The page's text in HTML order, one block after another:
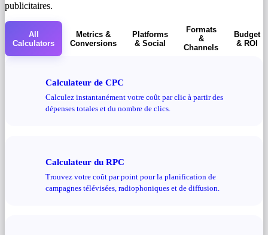
publicitaires.
All
Calculators
Metrics &
Conversions
Platforms
& Social
Formats
&
Channels
Budget
& ROI
Calculateur de CPC
Calculez instantanément votre coût par clic à partir des
dépenses totales et du nombre de clics.
Calculateur du RPC
Trouvez votre coût par point pour la planification de
campagnes télévisées, radiophoniques et de diffusion.